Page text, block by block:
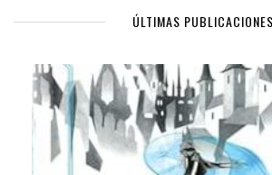
ÚLTIMAS PUBLICACIONES